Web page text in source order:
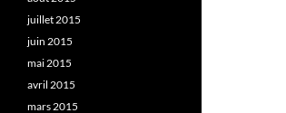
juillet 2015
juin 2015
mai 2015
avril 2015
mars 2015